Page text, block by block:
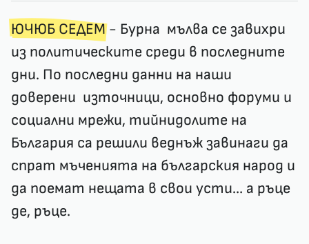
ЮЧЮБ СЕДЕМ- Бурна мълва се завихри
из политическите среди в последните
дни. По последни данни на наши
доверени източници, основно форуми и
социални мрежи, тийнидолите на
България са решили веднъж завинаги да
спрат мъченията на българския народ и
да поемат нещата в свои усти… а ръце
де, ръце.